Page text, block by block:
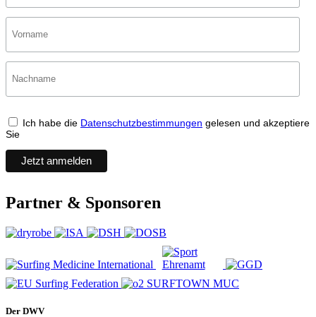
Ich habe die Datenschutzbestimmungen gelesen und akzeptiere
Sie
Partner & Sponsoren
Der DWV